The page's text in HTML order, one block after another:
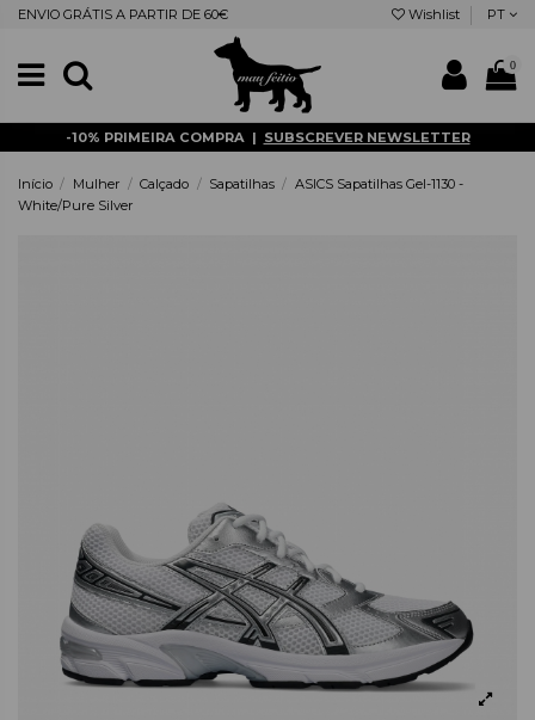
ENVIO GRÁTIS A PARTIR DE 60€ Wishlist PT
0
-10% PRIMEIRA COMPRA | SUBSCREVER NEWSLETTER
Início Mulher Calçado Sapatilhas
ASICS Sapatilhas Gel-1130 -
White/Pure Silver